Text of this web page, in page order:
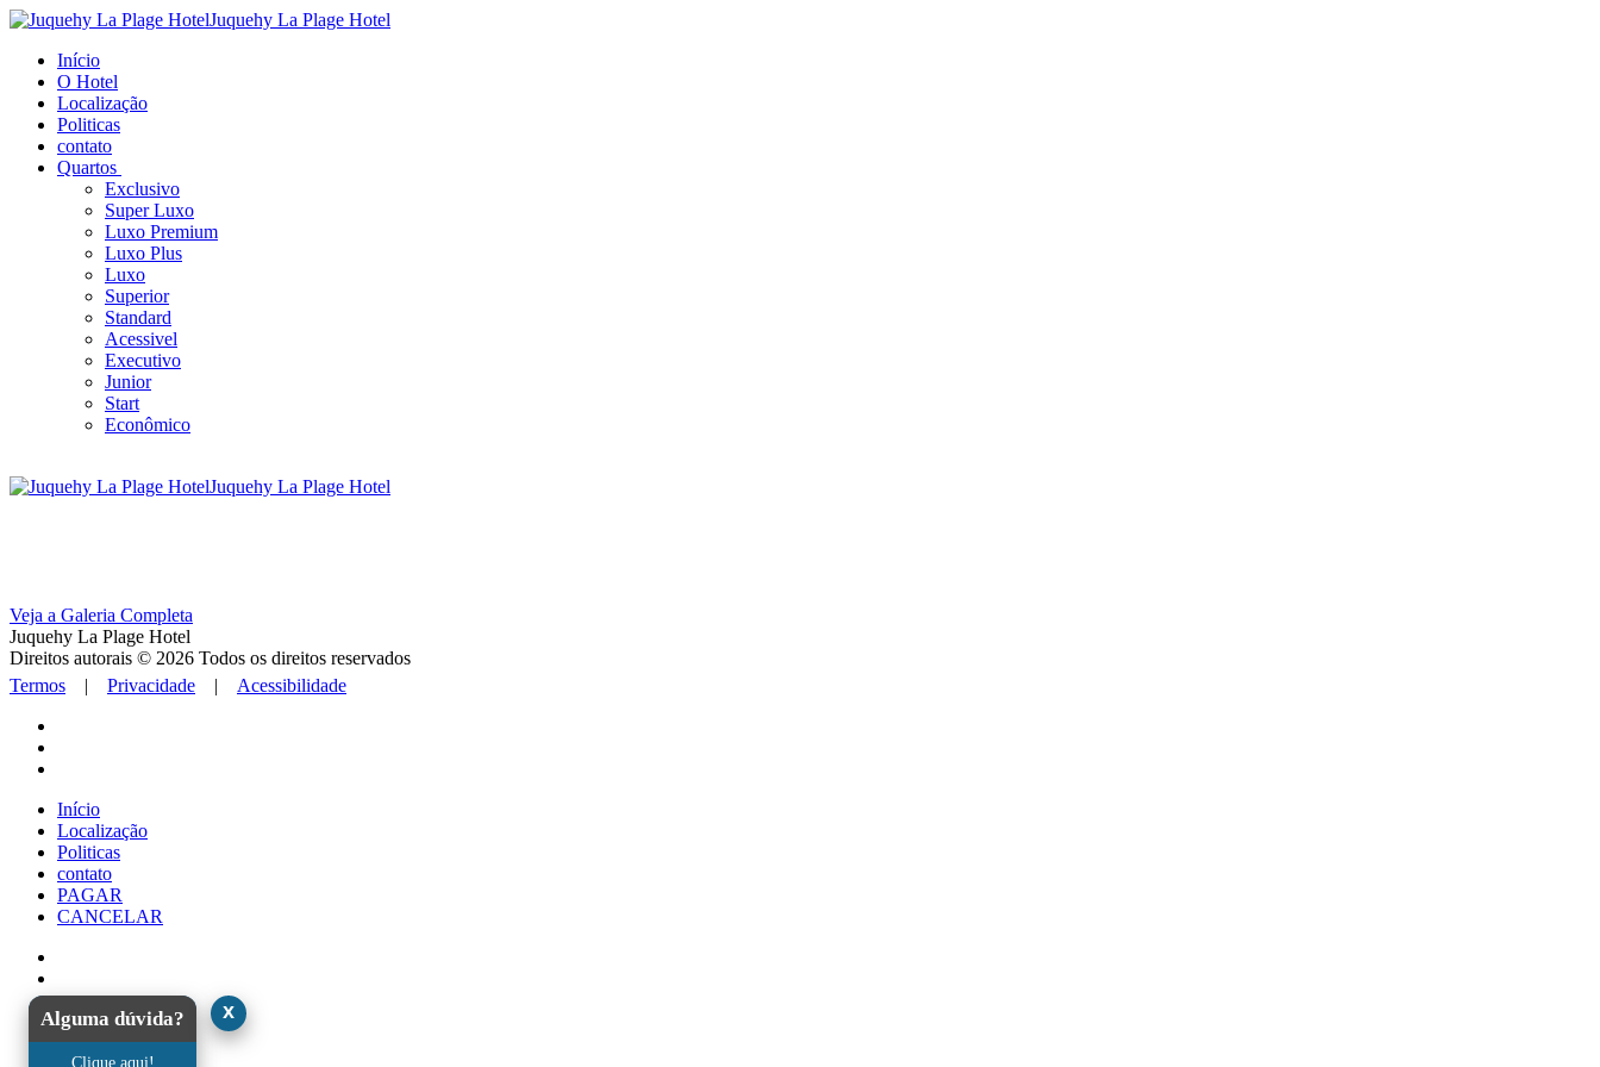
Juquehy La Plage Hotel
Início
O Hotel
Localização
Politicas
contato
Quartos
Exclusivo
Super Luxo
Luxo Premium
Luxo Plus
Luxo
Superior
Standard
Acessivel
Executivo
Junior
Start
Econômico
Juquehy La Plage Hotel
Veja a Galeria Completa
Juquehy La Plage Hotel
Direitos autorais © 2026 Todos os direitos reservados
Termos | Privacidade | Acessibilidade
Início
Localização
Politicas
contato
PAGAR
CANCELAR
Alguma dúvida?
Clique aqui!
x